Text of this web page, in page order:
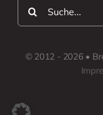
Suche
nach:
© 2012 - 2026 •